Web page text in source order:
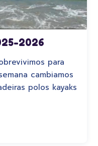
2026
para
cambiamos
polos kayaks